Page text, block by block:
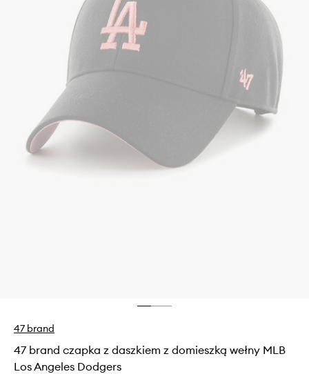
47 brand
47 brand czapka z daszkiem z domieszką wełny MLB
Los Angeles Dodgers